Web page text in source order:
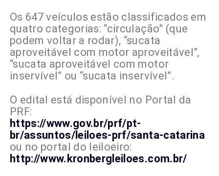
Os 647 veículos estão classificados em
quatro categorias: “circulação” (que
podem voltar a rodar), “sucata
aproveitável com motor aproveitável”,
“sucata aproveitável com motor
inservível” ou “sucata inservível”.
O edital está disponível no Portal da
PRF:
https://www.gov.br/prf/pt-
br/assuntos/leiloes-prf/santa-catarina
ou no portal do leiloeiro:
http://www.kronbergleiloes.com.br/